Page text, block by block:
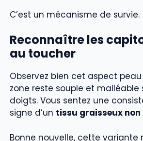
C’est un mécanisme de survie.
Reconnaître les
au toucher
Observez bien cet aspect peau
zone reste souple et malléable
doigts. Vous sentez une
signe d’un tissu graisseux
Bonne nouvelle, cette variante